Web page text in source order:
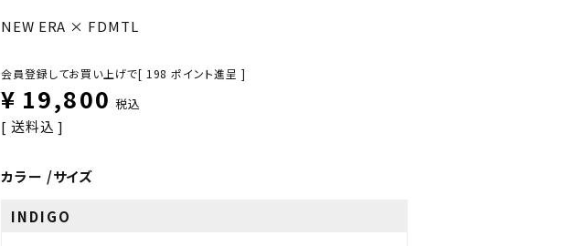
NEW ERA × FDMTL
会員登録してお買い上げで[ 198 ポイント進呈 ]
¥ 19,800 税込
送料込
カラー サイズ
INDIGO